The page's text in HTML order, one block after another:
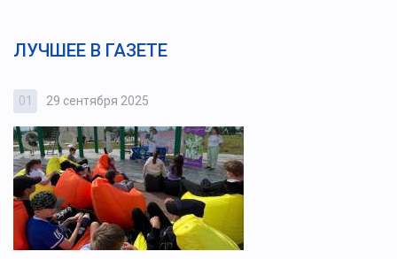
ЛУЧШЕЕ В ГАЗЕТЕ
01 29 сентября 2025